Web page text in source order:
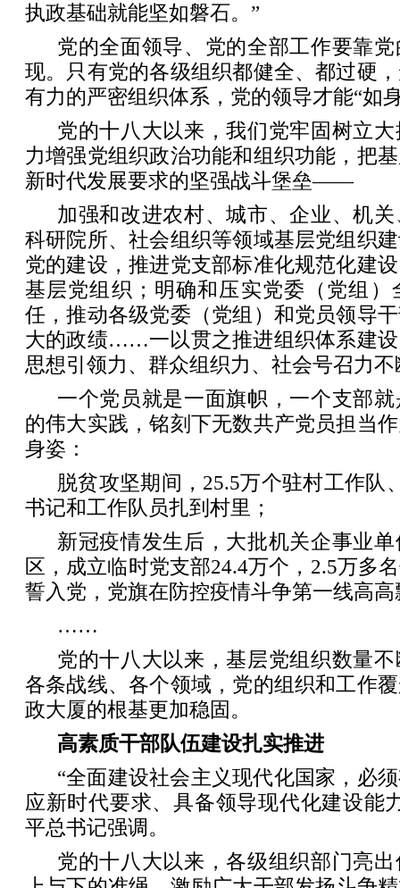
执政基础就能坚如磐石。”
党的全面领导、党的全部工作要靠
现。只有党的各级组织都健全、都过硬
有力的严密组织体系，党的领导才能“如
党的十八大以来，我们党牢固树立
力增强党组织政治功能和组织功能，把
新时代发展要求的坚强战斗堡垒——
加强和改进农村、城市、企业、机
科研院所、社会组织等领域基层党组织
党的建设，推进党支部标准化规范化建
基层党组织；明确和压实党委（党组）
任，推动各级党委（党组）和党员领导
大的政绩……一以贯之推进组织体系建
思想引领力、群众组织力、社会号召力
一个党员就是一面旗帜，一个支部
的伟大实践，铭刻下无数共产党员担当
身姿：
脱贫攻坚期间，25.5万个驻村工作队
书记和工作队员扎到村里；
新冠疫情发生后，大批机关企事业
区，成立临时党支部24.4万个，2.5万多
誓入党，党旗在防控疫情斗争第一线高高
……
党的十八大以来，基层党组织数量
各条战线、各个领域，党的组织和工作
政大厦的根基更加稳固。
高素质干部队伍建设扎实推进
“全面建设社会主义现代化国家，必
应新时代要求、具备领导现代化建设能
平总书记强调。
党的十八大以来，各级组织部门亮